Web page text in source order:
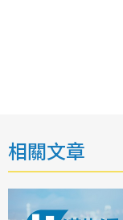
相關文章